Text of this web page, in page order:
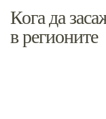
Кога да
в регионите